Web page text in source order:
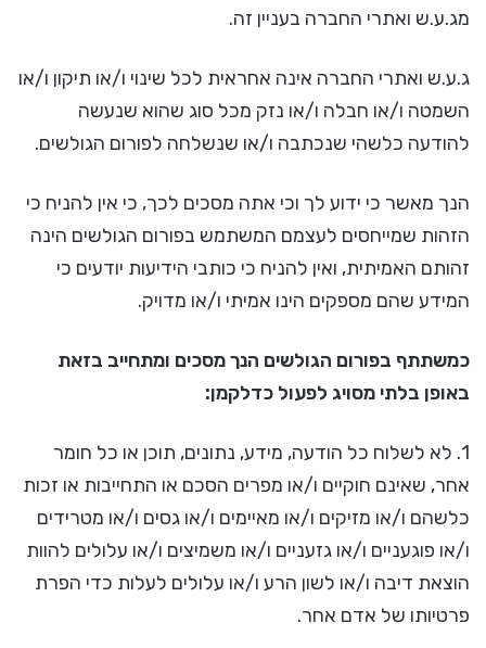
מג.ע.ש ואתרי החברה בעניין זה.
ג.ע.ש ואתרי החברה אינה אחראית לכל שינוי ו/או תיקון ו/או
השמטה ו/או חבלה ו/או נזק מכל סוג שהוא שנעשה
להודעה כלשהי שנכתבה ו/או שנשלחה לפורום הגולשים.
הנך מאשר כי ידוע לך וכי אתה מסכים לכך, כי אין להניח כי
הזהות שמייחסים לעצמם המשתמש בפורום הגולשים הינה
זהותם האמיתית, ואין להניח כי כותבי הידיעות יודעים כי
המידע שהם מספקים הינו אמיתי ו/או מדויק.
כמשתתף בפורום הגולשים הנך מסכים ומתחייב בזאת
באופן בלתי מסויג לפעול כדלקמן:
1. לא לשלוח כל הודעה, מידע, נתונים, תוכן או כל חומר
אחר, שאינם חוקיים ו/או מפרים הסכם או התחייבות או זכות
כלשהם ו/או מזיקים ו/או מאיימים ו/או גסים ו/או מטרידים
ו/או פוגעניים ו/או גזעניים ו/או משמיצים ו/או עלולים להוות
הוצאת דיבה ו/או לשון הרע ו/או עלולים לעלות כדי הפרת
פרטיותו של אדם אחר.